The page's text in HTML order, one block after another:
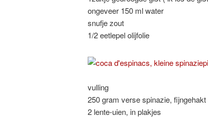
ongeveer 150 ml water
snufje zout
1/2 eetlepel olijfolie
vulling
250 gram verse spinazie, fijngehakt
2 lente-uien, in plakjes